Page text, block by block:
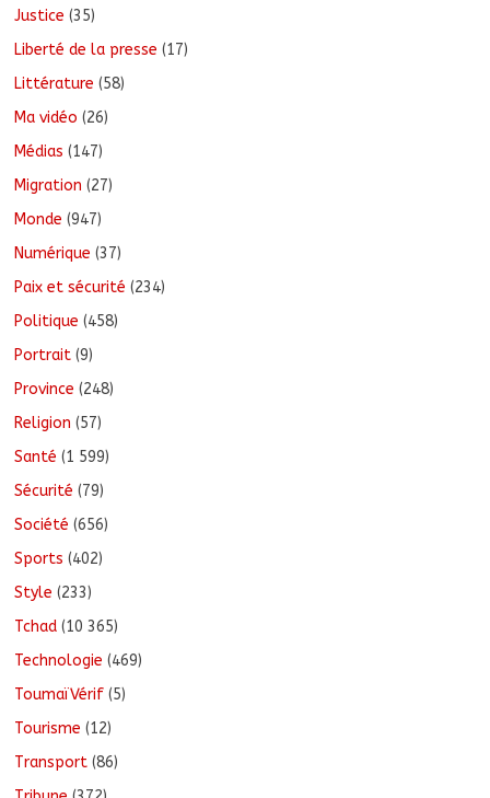
Justice (35)
Liberté de la presse (17)
Littérature (58)
Ma vidéo (26)
Médias (147)
Migration (27)
Monde (947)
Numérique (37)
Paix et sécurité (234)
Politique (458)
Portrait (9)
Province (248)
Religion (57)
Santé (1 599)
Sécurité (79)
Société (656)
Sports (402)
Style (233)
Tchad (10 365)
Technologie (469)
ToumaïVérif (5)
Tourisme (12)
Transport (86)